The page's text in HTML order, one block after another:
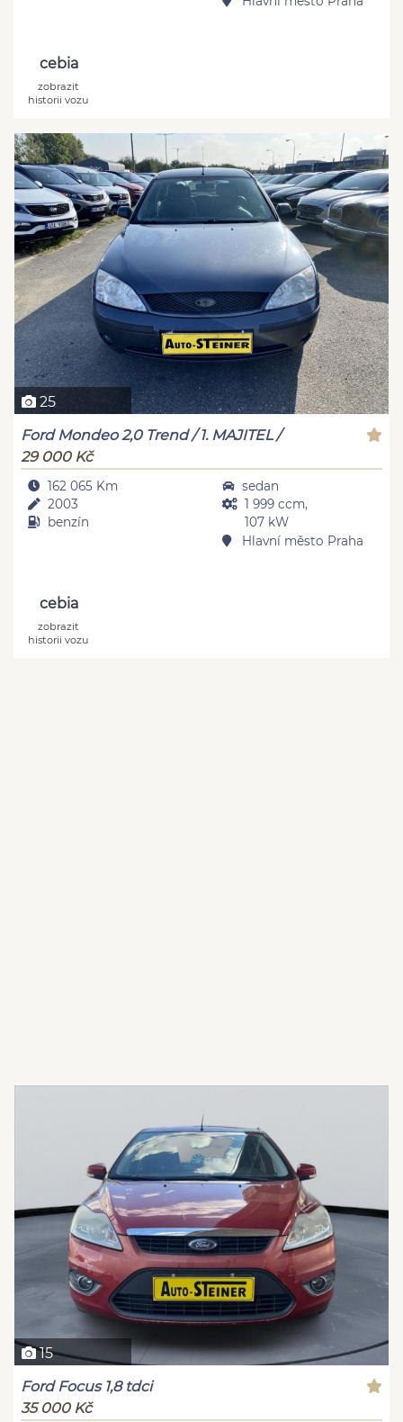
cebia
zobrazit
historii vozu
25
Ford Mondeo 2,0 Trend / 1. MAJITEL /
29 000 Kč
162 065 Km
2003
benzín
sedan
1 999 ccm,
107 kW
Hlavní město Praha
cebia
zobrazit
historii vozu
15
Ford Focus 1,8 tdci
35 000 Kč